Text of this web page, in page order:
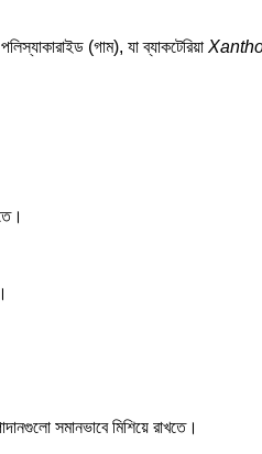
(গাম), যা ব্যাকটেরিয়া
সমানভাবে মিশিয়ে রাখতে।